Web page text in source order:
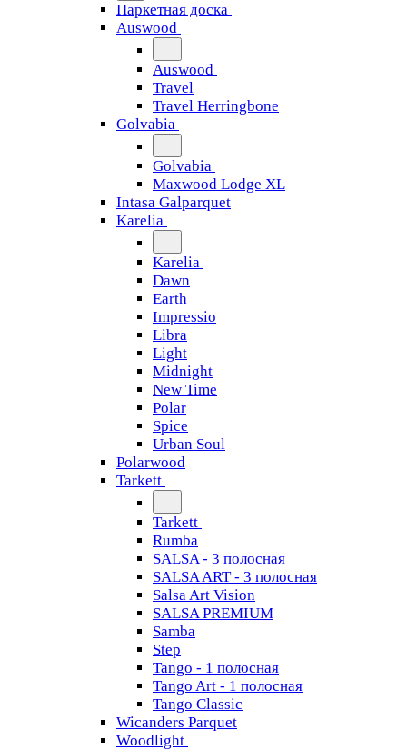
Паркетная доска
Auswood
Auswood
Travel
Travel Herringbone
Golvabia
Golvabia
Maxwood Lodge XL
Intasa Galparquet
Karelia
Karelia
Dawn
Earth
Impressio
Libra
Light
Midnight
New Time
Polar
Spice
Urban Soul
Polarwood
Tarkett
Tarkett
Rumba
SALSA - 3 полосная
SALSA ART - 3 полосная
Salsa Art Vision
SALSA PREMIUM
Samba
Step
Tango - 1 полосная
Tango Art - 1 полосная
Tango Classiс
Wicanders Parquet
Woodlight